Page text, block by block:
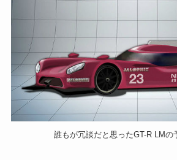
誰もが冗談だと思ったGT-R LMの